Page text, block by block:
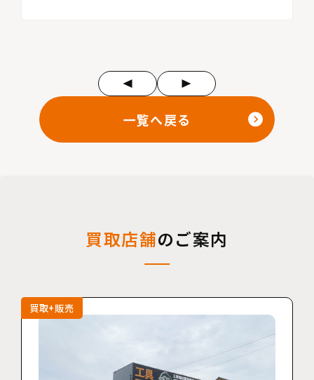
一覧へ戻る
買取店舗のご案内
買取+販売